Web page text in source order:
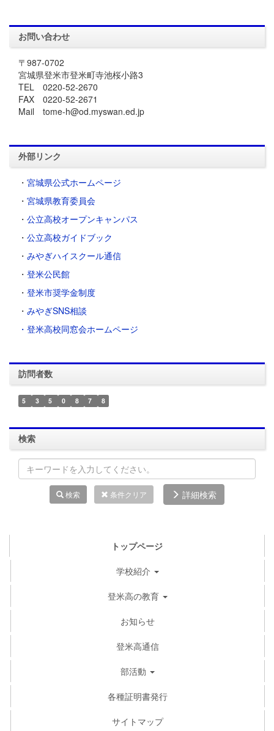
お問い合わせ
〒987-0702
宮城県登米市登米町寺池桜小路3
TEL 0220-52-2670
FAX 0220-52-2671
Mail tome-h@od.myswan.ed.jp
外部リンク
・ 宮城県公式ホームページ
・ 宮城県教育委員会
・ 公立高校オープンキャンパス
・ 公立高校ガイドブック
・ みやぎハイスクール通信
・ 登米公民館
・ 登米市奨学金制度
・ みやぎSNS相談
・登米高校同窓会ホームページ
訪問者数
5 3 5 0 8 7 8
検索
検索 条件クリア 詳細検索
トップページ
学校紹介
登米高の教育
お知らせ
登米高通信
部活動
各種証明書発行
サイトマップ